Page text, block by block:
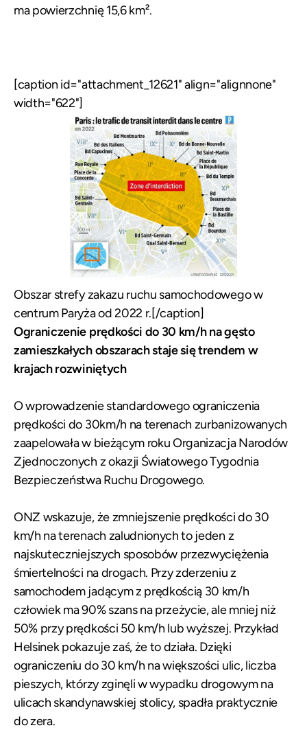
ma powierzchnię 15,6 km².
[caption id="attachment_12621" align="alignnone"
width="622"]
Obszar strefy zakazu ruchu samochodowego w
centrum Paryża od 2022 r.[/caption]
Ograniczenie prędkości do 30 km/h na gęsto
zamieszkałych obszarach staje się trendem w
krajach rozwiniętych
O wprowadzenie standardowego ograniczenia
prędkości do 30km/h na terenach zurbanizowanych
zaapelowała w bieżącym roku Organizacja Narodów
Zjednoczonych z okazji Światowego Tygodnia
Bezpieczeństwa Ruchu Drogowego.
ONZ wskazuje, że zmniejszenie prędkości do 30
km/h na terenach zaludnionych to jeden z
najskuteczniejszych sposobów przezwyciężenia
śmiertelności na drogach. Przy zderzeniu z
samochodem jadącym z prędkością 30 km/h
człowiek ma 90% szans na przeżycie, ale mniej niż
50% przy prędkości 50 km/h lub wyższej. Przykład
Helsinek pokazuje zaś, że to działa. Dzięki
ograniczeniu do 30 km/h na większości ulic, liczba
pieszych, którzy zginęli w wypadku drogowym na
ulicach skandynawskiej stolicy, spadła praktycznie
do zera.